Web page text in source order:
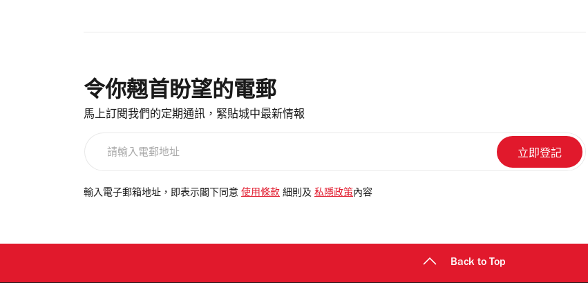
令你翹首盼望的電郵
馬上訂閱我們的定期通訊，緊貼城中最新情報
電
輸入電子郵箱地址，即表示閣下同意 使用條款 細則及 私隱政策內容
Back to Top